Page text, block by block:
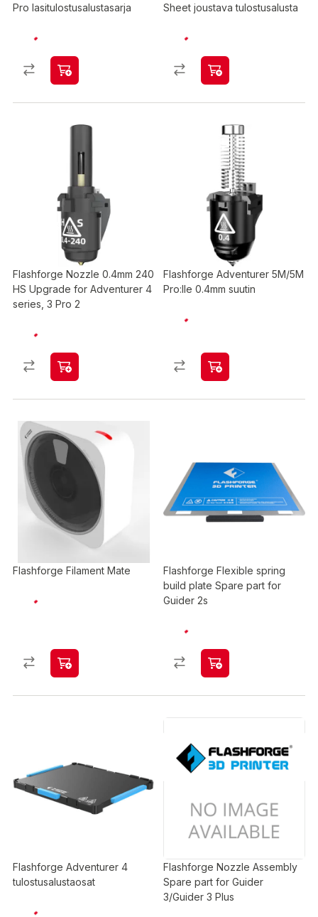
Pro lasitulostusalustasarja
Sheet joustava tulostusalusta
Flashforge Nozzle 0.4mm 240
HS Upgrade for Adventurer 4
series, 3 Pro 2
Flashforge Adventurer 5M/5M
Pro:lle 0.4mm suutin
Flashforge Filament Mate
Flashforge Flexible spring
build plate Spare part for
Guider 2s
Flashforge Adventurer 4
tulostusalustaosat
Flashforge Nozzle Assembly
Spare part for Guider
3/Guider 3 Plus